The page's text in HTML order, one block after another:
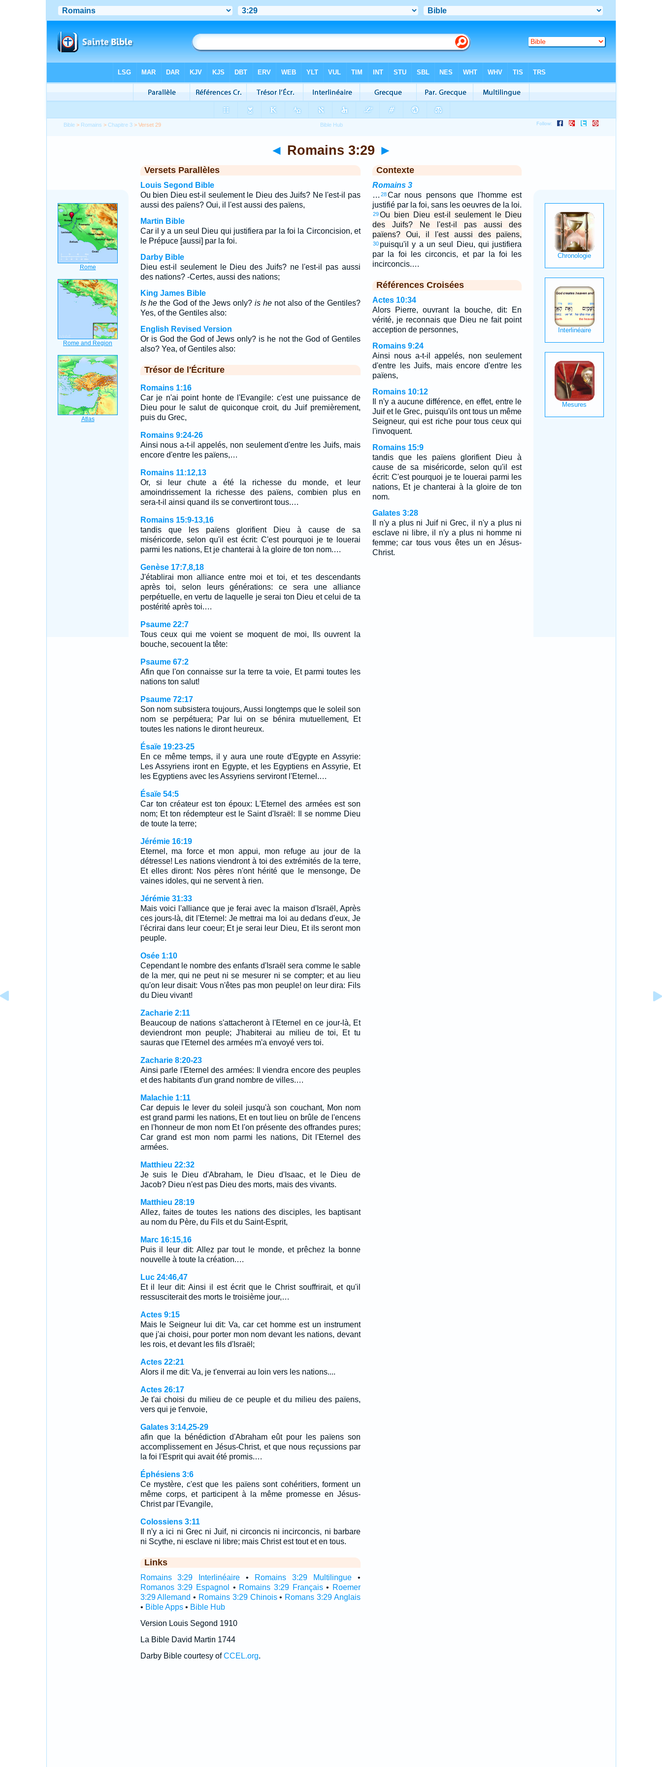
Bible > Romains >Chapitre 3 > Verset 29
◄ Romains 3:29 ►
Versets Parallèles
Louis Segond Bible
Ou bien Dieu est-il seulement le Dieu des Juifs? Ne l'est-il pas
aussi des païens? Oui, il l'est aussi des païens,
Martin Bible
Car il y a un seul Dieu qui justifiera par la foi la Circoncision, et
le Prépuce [aussi] par la foi.
Darby Bible
Dieu est-il seulement le Dieu des Juifs? ne l'est-il pas aussi
des nations? -Certes, aussi des nations;
King James Bible
Is he the God of the Jews only?is he not also of the Gentiles?
Yes, of the Gentiles also:
English Revised Version
Or is God the God of Jews only? is he not the God of Gentiles
also? Yea, of Gentiles also:
Trésor de l'Écriture
Romains 1:16
Car je n'ai point honte de l'Evangile: c'est une puissance de
Dieu pour le salut de quiconque croit, du Juif premièrement,
puis du Grec,
Romains 9:24-26
Ainsi nous a-t-il appelés, non seulement d'entre les Juifs, mais
encore d'entre les païens,…
Romains 11:12,13
Or, si leur chute a été la richesse du monde, et leur
amoindrissement la richesse des païens, combien plus en
sera-t-il ainsi quand ils se convertiront tous.…
Romains 15:9-13,16
tandis que les païens glorifient Dieu à cause de sa
miséricorde, selon qu'il est écrit: C'est pourquoi je te louerai
parmi les nations, Et je chanterai à la gloire de ton nom.…
Genèse 17:7,8,18
J'établirai mon alliance entre moi et toi, et tes descendants
après toi, selon leurs générations: ce sera une alliance
perpétuelle, en vertu de laquelle je serai ton Dieu et celui de ta
postérité après toi.…
Psaume 22:7
Tous ceux qui me voient se moquent de moi, Ils ouvrent la
bouche, secouent la tête:
Psaume 67:2
Afin que l'on connaisse sur la terre ta voie, Et parmi toutes les
nations ton salut!
Psaume 72:17
Son nom subsistera toujours, Aussi longtemps que le soleil son
nom se perpétuera; Par lui on se bénira mutuellement, Et
toutes les nations le diront heureux.
Ésaïe 19:23-25
En ce même temps, il y aura une route d'Egypte en Assyrie:
Les Assyriens iront en Egypte, et les Egyptiens en Assyrie, Et
les Egyptiens avec les Assyriens serviront l'Eternel.…
Ésaïe 54:5
Car ton créateur est ton époux: L'Eternel des armées est son
nom; Et ton rédempteur est le Saint d'Israël: Il se nomme Dieu
de toute la terre;
Jérémie 16:19
Eternel, ma force et mon appui, mon refuge au jour de la
détresse! Les nations viendront à toi des extrémités de la terre,
Et elles diront: Nos pères n'ont hérité que le mensonge, De
vaines idoles, qui ne servent à rien.
Jérémie 31:33
Mais voici l'alliance que je ferai avec la maison d'Israël, Après
ces jours-là, dit l'Eternel: Je mettrai ma loi au dedans d'eux, Je
l'écrirai dans leur coeur; Et je serai leur Dieu, Et ils seront mon
peuple.
Osée 1:10
Cependant le nombre des enfants d'Israël sera comme le sable
de la mer, qui ne peut ni se mesurer ni se compter; et au lieu
qu'on leur disait: Vous n'êtes pas mon peuple! on leur dira: Fils
du Dieu vivant!
Zacharie 2:11
Beaucoup de nations s'attacheront à l'Eternel en ce jour-là, Et
deviendront mon peuple; J'habiterai au milieu de toi, Et tu
sauras que l'Eternel des armées m'a envoyé vers toi.
Zacharie 8:20-23
Ainsi parle l'Eternel des armées: Il viendra encore des peuples
et des habitants d'un grand nombre de villes.…
Malachie 1:11
Car depuis le lever du soleil jusqu'à son couchant, Mon nom
est grand parmi les nations, Et en tout lieu on brûle de l'encens
en l'honneur de mon nom Et l'on présente des offrandes pures;
Car grand est mon nom parmi les nations, Dit l'Eternel des
armées.
Matthieu 22:32
Je suis le Dieu d'Abraham, le Dieu d'Isaac, et le Dieu de
Jacob? Dieu n'est pas Dieu des morts, mais des vivants.
Matthieu 28:19
Allez, faites de toutes les nations des disciples, les baptisant
au nom du Père, du Fils et du Saint-Esprit,
Marc 16:15,16
Puis il leur dit: Allez par tout le monde, et prêchez la bonne
nouvelle à toute la création.…
Luc 24:46,47
Et il leur dit: Ainsi il est écrit que le Christ souffrirait, et qu'il
ressusciterait des morts le troisième jour,…
Actes 9:15
Mais le Seigneur lui dit: Va, car cet homme est un instrument
que j'ai choisi, pour porter mon nom devant les nations, devant
les rois, et devant les fils d'Israël;
Actes 22:21
Alors il me dit: Va, je t'enverrai au loin vers les nations....
Actes 26:17
Je t'ai choisi du milieu de ce peuple et du milieu des païens,
vers qui je t'envoie,
Galates 3:14,25-29
afin que la bénédiction d'Abraham eût pour les païens son
accomplissement en Jésus-Christ, et que nous reçussions par
la foi l'Esprit qui avait été promis.…
Éphésiens 3:6
Ce mystère, c'est que les païens sont cohéritiers, forment un
même corps, et participent à la même promesse en Jésus-
Christ par l'Evangile,
Colossiens 3:11
Il n'y a ici ni Grec ni Juif, ni circoncis ni incirconcis, ni barbare
ni Scythe, ni esclave ni libre; mais Christ est tout et en tous.
Links
Romains 3:29 Interlinéaire • Romains 3:29 Multilingue •
Romanos 3:29 Espagnol
• Romains 3:29 Français• Roemer
3:29 Allemand • Romains 3:29 Chinois• Romans 3:29 Anglais
• Bible Apps• Bible Hub
Version Louis Segond 1910
La Bible David Martin 1744
Darby Bible courtesy ofCCEL.org.
Contexte
Romains 3
… 28Car nous pensons que l'homme est
justifié par la foi, sans les oeuvres de la loi.
29Ou bien Dieu est-il seulement le Dieu
des Juifs? Ne l'est-il pas aussi des
païens? Oui, il l'est aussi des païens,
30 puisqu'il y a un seul Dieu, qui justifiera
par la foi les circoncis, et par la foi les
incirconcis.…
Références Croisées
Actes 10:34
Alors Pierre, ouvrant la bouche, dit: En
vérité, je reconnais que Dieu ne fait point
acception de personnes,
Romains 9:24
Ainsi nous a-t-il appelés, non seulement
d'entre les Juifs, mais encore d'entre les
païens,
Romains 10:12
Il n'y a aucune différence, en effet, entre le
Juif et le Grec, puisqu'ils ont tous un même
Seigneur, qui est riche pour tous ceux qui
l'invoquent.
Romains 15:9
tandis que les païens glorifient Dieu à
cause de sa miséricorde, selon qu'il est
écrit: C'est pourquoi je te louerai parmi les
nations, Et je chanterai à la gloire de ton
nom.
Galates 3:28
Il n'y a plus ni Juif ni Grec, il n'y a plus ni
esclave ni libre, il n'y a plus ni homme ni
femme; car tous vous êtes un en Jésus-
Christ.